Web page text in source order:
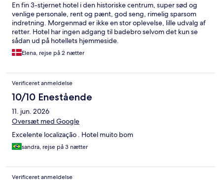
En fin 3-stjernet hotel i den historiske centrum, super sød og
venlige personale, rent og pænt, god seng, rimelig sparsom
indretning. Morgenmad er ikke en stor oplevelse, lille udvalg af
retter. Hotel har ingen adgang til badebro selvom det kun se
sådan ud på hotellets hjemmeside.
Elena, rejse på 2 nætter
Verificeret anmeldelse
10/10 Enestående
11. jun. 2026
Oversæt med Google
Excelente localização . Hotel muito bom
sandra, rejse på 3 nætter
Verificeret anmeldelse